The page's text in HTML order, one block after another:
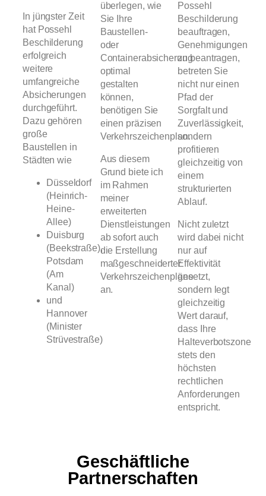
In jüngster Zeit
hat Possehl
Beschilderung
erfolgreich
weitere
umfangreiche
Absicherungen
durchgeführt.
Dazu gehören
große
Baustellen in
Städten wie
Düsseldorf
(Heinrich-
Heine-
Allee)
Duisburg
(Beekstraße),
Potsdam
(Am
Kanal)
und
Hannover
(Minister
Strüvestraße)
überlegen, wie
Sie Ihre
Baustellen-
oder
Containerabsicherung
optimal
gestalten
können,
benötigen Sie
einen präzisen
Verkehrszeichenplan.
Aus diesem
Grund biete ich
im Rahmen
meiner
erweiterten
Dienstleistungen
ab sofort auch
die Erstellung
maßgeschneiderter
Verkehrszeichenpläne
an.
Possehl
Beschilderung
beauftragen,
Genehmigungen
zu beantragen,
betreten Sie
nicht nur einen
Pfad der
Sorgfalt und
Zuverlässigkeit,
sondern
profitieren
gleichzeitig von
einem
strukturierten
Ablauf.
Nicht zuletzt
wird dabei nicht
nur auf
Effektivität
gesetzt,
sondern legt
gleichzeitig
Wert darauf,
dass Ihre
Halteverbotszone
stets den
höchsten
rechtlichen
Anforderungen
entspricht.
Geschäftliche
Partnerschaften